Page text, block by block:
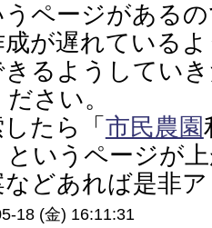
ページがある
が遅れている
るようしてい
さい。
たら「 市民農園
というページが
どあれば是非
18 (金) 16:11:31